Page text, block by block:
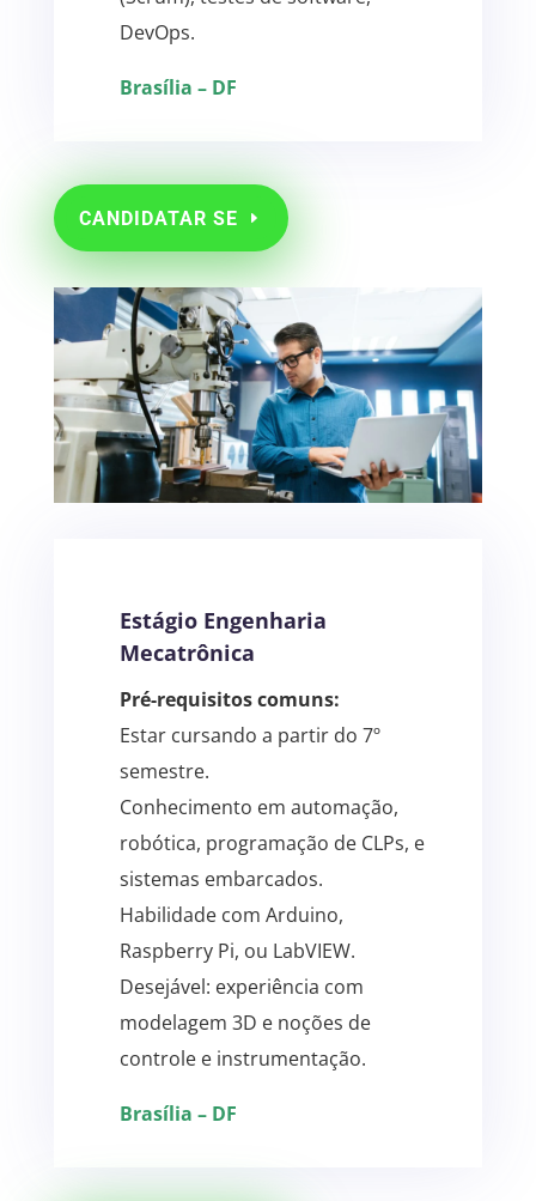
DevOps.
Brasília – DF
CANDIDATAR SE
Estágio Engenharia
Mecatrônica
Pré-requisitos comuns:
Estar cursando a partir do 7º
semestre.
Conhecimento em automação,
robótica, programação de CLPs, e
sistemas embarcados.
Habilidade com Arduino,
Raspberry Pi, ou LabVIEW.
Desejável: experiência com
modelagem 3D e noções de
controle e instrumentação.
Brasília – DF